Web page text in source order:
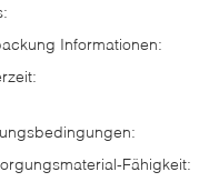
Informationen:
Fähigkeit: